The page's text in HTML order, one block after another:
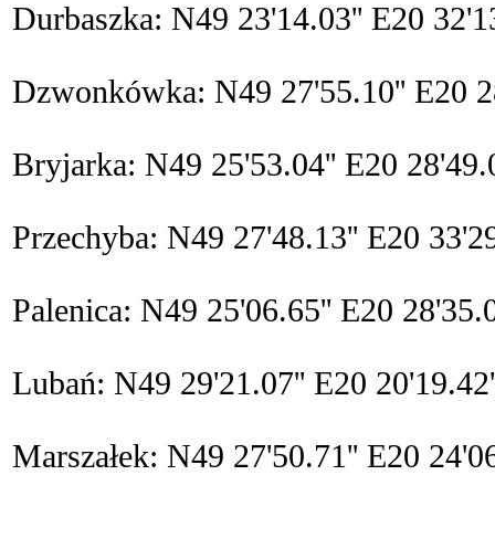
Durbaszka: N49 23'14.03'' E20
Dzwonkówka: N49 27'55.10'' E20
Bryjarka: N49 25'53.04'' E20
Przechyba: N49 27'48.13'' E20
Palenica: N49 25'06.65'' E20
Lubań: N49 29'21.07'' E20
Marszałek: N49 27'50.71'' E20